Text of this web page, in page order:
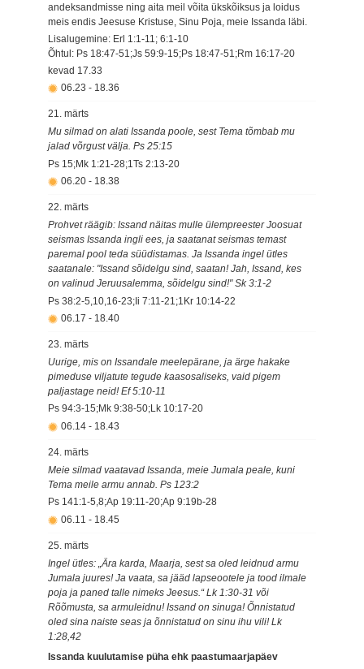
andeksandmisse ning aita meil võita ükskõiksus ja loidus
meis endis Jeesuse Kristuse, Sinu Poja, meie Issanda läbi.
Lisalugemine: Erl 1:1-11; 6:1-10
Õhtul: Ps 18:47-51;Js 59:9-15;Ps 18:47-51;Rm 16:17-20
kevad 17.33
06.23 - 18.36
21. märts
Mu silmad on alati Issanda poole, sest Tema tõmbab mu
jalad võrgust välja. Ps 25:15
Ps 15;Mk 1:21-28;1Ts 2:13-20
06.20 - 18.38
22. märts
Prohvet räägib: Issand näitas mulle ülempreester Joosuat
seismas Issanda ingli ees, ja saatanat seismas temast
paremal pool teda süüdistamas. Ja Issanda ingel ütles
saatanale: "Issand sõidelgu sind, saatan! Jah, Issand, kes
on valinud Jeruusalemma, sõidelgu sind!" Sk 3:1-2
Ps 38:2-5,10,16-23;Ii 7:11-21;1Kr 10:14-22
06.17 - 18.40
23. märts
Uurige, mis on Issandale meelepärane, ja ärge hakake
pimeduse viljatute tegude kaasosaliseks, vaid pigem
paljastage neid! Ef 5:10-11
Ps 94:3-15;Mk 9:38-50;Lk 10:17-20
06.14 - 18.43
24. märts
Meie silmad vaatavad Issanda, meie Jumala peale, kuni
Tema meile armu annab. Ps 123:2
Ps 141:1-5,8;Ap 19:11-20;Ap 9:19b-28
06.11 - 18.45
25. märts
Ingel ütles: „Ära karda, Maarja, sest sa oled leidnud armu
Jumala juures! Ja vaata, sa jääd lapseootele ja tood ilmale
poja ja paned talle nimeks Jeesus.“ Lk 1:30-31 või
Rõõmusta, sa armuleidnu! Issand on sinuga! Õnnistatud
oled sina naiste seas ja õnnistatud on sinu ihu vili! Lk
1:28,42
Issanda kuulutamise püha ehk paastumaarjapäev